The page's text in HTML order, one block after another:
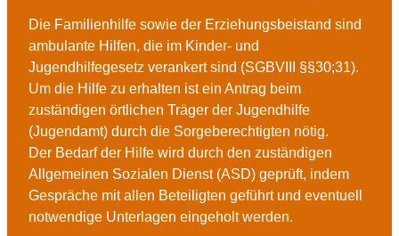
Die Familienhilfe sowie der Erziehungsbeistand sind
ambulante Hilfen, die im Kinder- und
Jugendhilfegesetz verankert sind (SGBVIII §§30;31).
Um die Hilfe zu erhalten ist ein Antrag beim
zuständigen örtlichen Träger der Jugendhilfe
(Jugendamt) durch die Sorgeberechtigten nötig.
Der Bedarf der Hilfe wird durch den zuständigen
Allgemeinen Sozialen Dienst (ASD) geprüft, indem
Gespräche mit allen Beteiligten geführt und eventuell
notwendige Unterlagen eingeholt werden.